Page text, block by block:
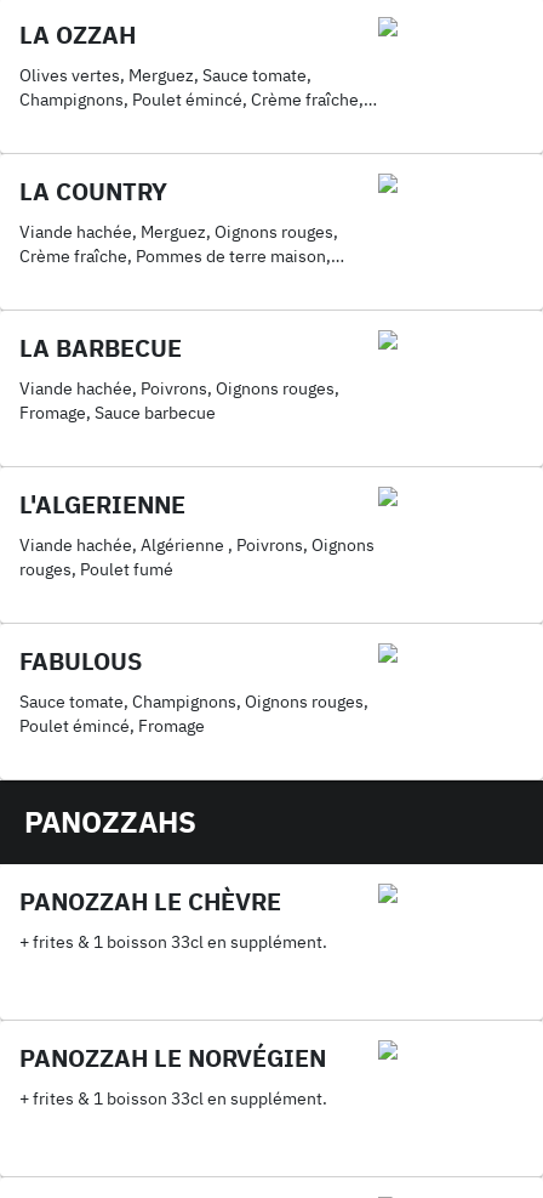
LA OZZAH
Olives vertes, Merguez, Sauce tomate,
Champignons, Poulet émincé, Crème fraîche,
Jambon, Fromage
LA COUNTRY
Viande hachée, Merguez, Oignons rouges,
Crème fraîche, Pommes de terre maison,
LA BARBECUE
Viande hachée, Poivrons, Oignons rouges,
Fromage, Sauce barbecue
L'ALGERIENNE
Viande hachée, Algérienne , Poivrons, Oignons
rouges, Poulet fumé
FABULOUS
Sauce tomate, Champignons, Oignons rouges,
Poulet émincé, Fromage
PANOZZAHS
PANOZZAH LE CHÈVRE
+ frites & 1 boisson 33cl en supplément.
PANOZZAH LE NORVÉGIEN
+ frites & 1 boisson 33cl en supplément.